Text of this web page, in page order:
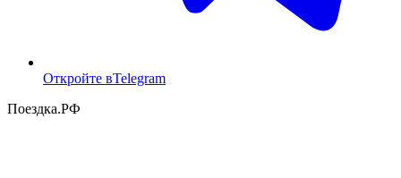
Откройте вTelegram
Поездка.РФ